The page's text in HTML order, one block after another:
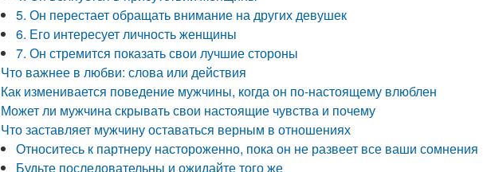
5. Он перестает обращать внимание на других девушек
6. Его интересует личность женщины
7. Он стремится показать свои лучшие стороны
Что важнее в любви: слова или действия
Как изменивается поведение мужчины, когда он по-настоящему влюблен
Может ли мужчина скрывать свои настоящие чувства и почему
Что заставляет мужчину оставаться верным в отношениях
Относитесь к партнеру настороженно, пока он не развеет все ваши сомнения
Будьте последовательны и ожидайте того же